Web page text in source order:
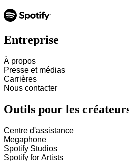
Entreprise
À propos
Presse et médias
Carrières
Nous contacter
Outils pour les
Centre d'assistance
Megaphone
Spotify Studios
Spotify for Artists